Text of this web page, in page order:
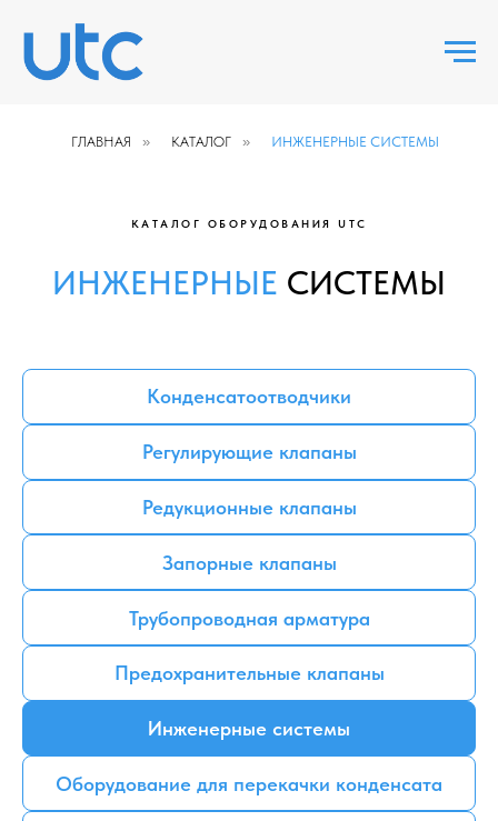
ГЛАВНАЯ » КАТАЛОГ » ИНЖЕНЕРНЫЕ СИСТЕМЫ
КАТАЛОГ ОБОРУДОВАНИЯ UTC
ИНЖЕНЕРНЫЕ СИСТЕМЫ
Конденсатоотводчики
Регулирующие клапаны
Редукционные клапаны
Запорные клапаны
Трубопроводная арматура
Предохранительные клапаны
Инженерные системы
Оборудование для перекачки конденсата